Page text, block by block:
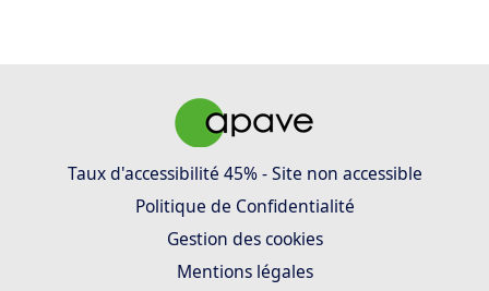
Taux d'accessibilité 45% - Site non accessible
Politique de Confidentialité
Gestion des cookies
Mentions légales